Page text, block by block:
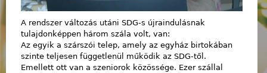
A rendszer változás utáni SDG-s újraindulásnak
tulajdonképpen három szála volt, van:
Az egyik a szárszói telep, amely az egyház birtokában
szinte teljesen függetlenül működik az SDG-től.
Emellett ott van a szeniorok közössége. Ezer szállal